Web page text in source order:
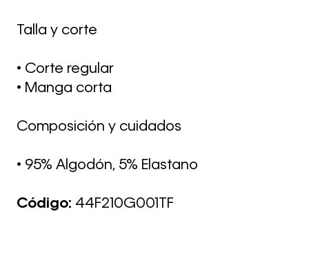
Talla y corte
• Corte regular
• Manga corta
Composición y cuidados
• 95% Algodón, 5% Elastano
Código: 44F210G001TF